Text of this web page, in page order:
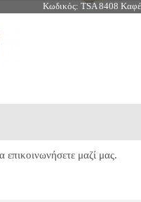
Κωδικός: TSA 8408 Καφέ
επικοινωνήσετε μαζί μας.